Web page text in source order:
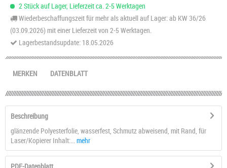
2 Stück auf Lager, Lieferzeit ca. 2-5 Werktagen
Wiederbeschaffungszeit für mehr als aktuell auf Lager: ab KW 36/26
(03.09.2026) mit einer Lieferzeit von 2-5 Werktagen.
Lagerbestandsupdate: 18.05.2026
DATENBLATT
MERKEN
Beschreibung
glänzende Polyesterfolie, wasserfest, Schmutz abweisend, mit Rand, für
Laser/Kopierer Inhalt:...
mehr